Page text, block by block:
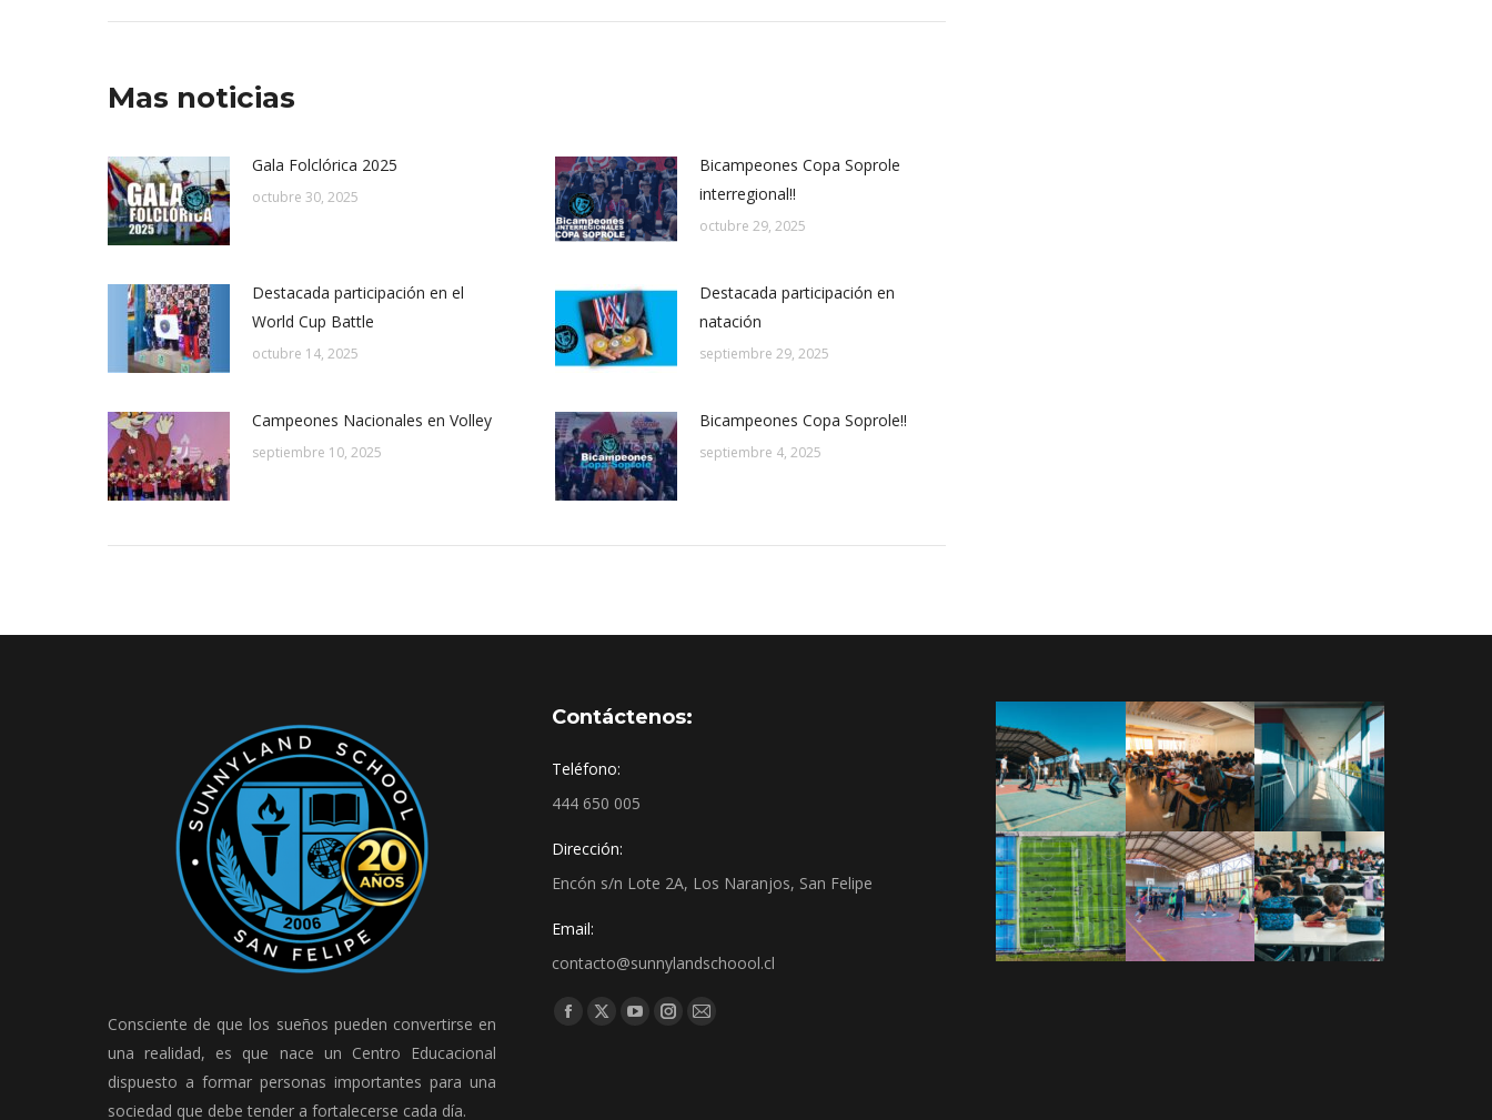
Mas noticias
Gala Folclórica 2025
octubre 30, 2025
Bicampeones Copa Soprole
interregional!!
octubre 29, 2025
Destacada participación en el
World Cup Battle
octubre 14, 2025
Destacada participación en
natación
septiembre 29, 2025
Campeones Nacionales en Volley
septiembre 10, 2025
Bicampeones Copa Soprole!!
septiembre 4, 2025
Consciente de que los sueños pueden convertirse en
una realidad, es que nace un Centro Educacional
dispuesto a formar personas importantes para una
sociedad que debe tender a fortalecerse cada día.
Contáctenos:
Teléfono:
444 650 005
Dirección:
Encón s/n Lote 2A, Los Naranjos, San Felipe
Email:
contacto@sunnylandschoool.cl
Find us on: